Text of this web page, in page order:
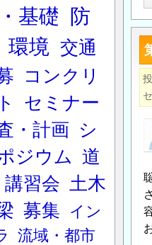
基礎
防
環境 交通
コンクリ
セミナー
・計画
シ
ジウム 道
講習会 土木
募集
イン
流域・都市